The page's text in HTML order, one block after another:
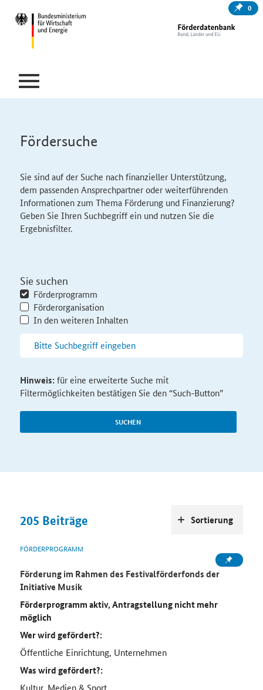
0
Fördersuche
Sie sind auf der Suche nach finanzieller Unterstützung,
dem passenden Ansprechpartner oder weiterführenden
Informationen zum Thema Förderung und Finanzierung?
Geben Sie Ihren Suchbegriff ein und nutzen Sie die
Ergebnisfilter.
Sie suchen
Förderprogramm
Förderorganisation
In den weiteren Inhalten
SUCHEN
Hinweis:für eine erweiterte Suche mit
Filtermöglichkeiten bestätigen Sie den “Such-Button”
205 Beiträge
FÖRDERPROGRAMM
Förderung im Rahmen des Festivalförderfonds der
Initiative Musik
Förderprogramm aktiv, Antragstellung nicht mehr
möglich
Wer wird gefördert?:
Öffentliche Einrichtung, Unternehmen
Was wird gefördert?:
Sortierung